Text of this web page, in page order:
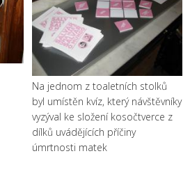
Na jednom z toaletních stolků
byl umístěn kvíz, který návštěvníky
vyzýval ke složení kosočtverce z
dílků uvádějících příčiny
úmrtnosti matek